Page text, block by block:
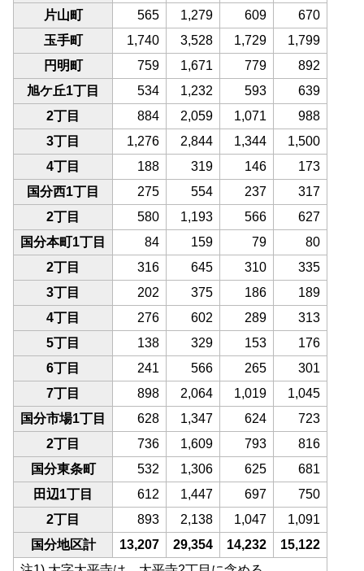
片山町
565 1,279 609
670
玉手町
1,740 3,528 1,729
1,799
円明町
759 1,671 779
892
旭ケ丘1丁目
534 1,232 593
639
2丁目
884 2,059 1,071
988
3丁目
1,276 2,844 1,344
1,500
4丁目
188 319 146
173
国分西1丁目
275 554 237
317
2丁目
580 1,193 566
627
国分本町1丁目
84 159 79
80
2丁目
316 645 310
335
3丁目
202 375 186
189
4丁目
276 602 289
313
5丁目
138 329 153
176
6丁目
241 566 265
301
7丁目
898 2,064 1,019
1,045
国分市場1丁目
628 1,347 624
723
2丁目
736 1,609 793
816
国分東条町
532 1,306 625
681
田辺1丁目
612 1,447 697
750
2丁目
893 2,138 1,047
1,091
国分地区計
13,207 29,354 14,232
15,122